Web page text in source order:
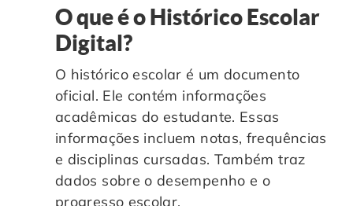
O que é o Histórico Escolar
Digital?
O histórico escolar é um documento
oficial. Ele contém informações
acadêmicas do estudante. Essas
informações incluem notas, frequências
e disciplinas cursadas. Também traz
dados sobre o desempenho e o
progresso escolar.